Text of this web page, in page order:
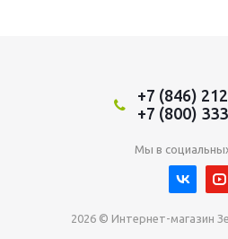
+7 (846)
+7 (800)
Мы в
2026 © Интернет-магазин